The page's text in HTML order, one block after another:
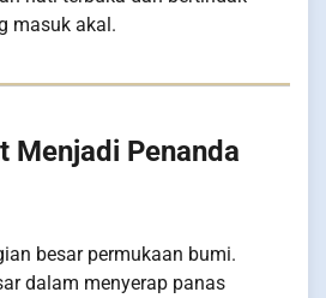
masuk akal.
Menjadi Penanda
besar permukaan bumi.
dalam menyerap panas